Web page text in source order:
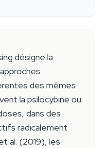
désigne la
des mêmes
la psilocybine ou
dans des
radicalement
al. (2019), les